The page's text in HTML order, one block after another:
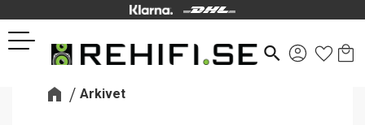
Meny
search
Arkivet